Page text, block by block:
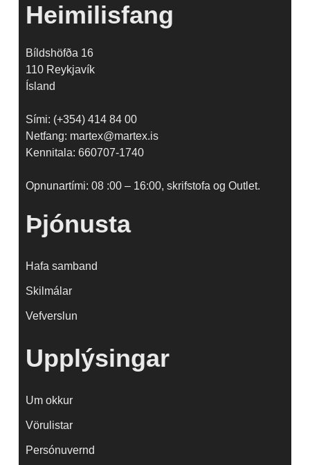
Heimilisfang
Bíldshöfða 16
110 Reykjavík
Ísland
Sími: (+354) 414 84 00
Netfang: martex@martex.is
Kennitala: 660707-1740
Opnunartími: 08 :00 – 16:00, skrifstofa og Outlet.
Þjónusta
Hafa samband
Skilmálar
Vefverslun
Upplýsingar
Um okkur
Vörulistar
Persónuvernd